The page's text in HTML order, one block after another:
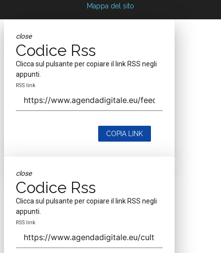
Mappa del sito
close
Codice Rss
Clicca sul pulsante per copiare il link RSS negli
appunti.
RSS link
COPIA LINK
close
Codice Rss
Clicca sul pulsante per copiare il link RSS negli
appunti.
RSS link